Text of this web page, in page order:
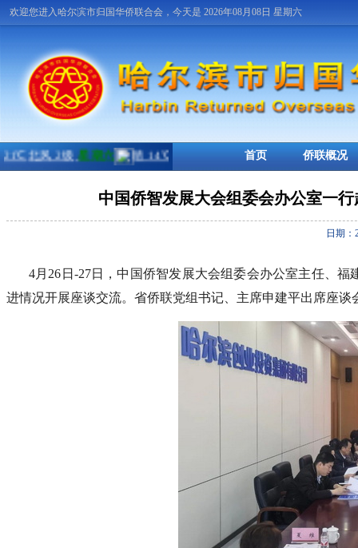
欢迎您进入哈尔滨市归国华侨联合会，今天是 2026年08月08日 星期六
首页 侨联概况
中国侨智发展大会组委会办公室一
日期
4月26日-27日，中国侨智发展大会组委会办公室主任、
进情况开展座谈交流。省侨联党组书记、主席申建平出席座谈